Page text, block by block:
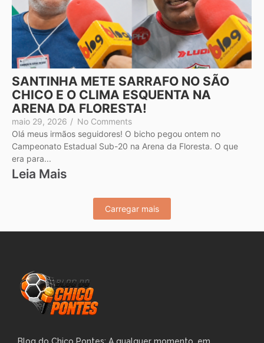
SANTINHA METE SARRAFO NO SÃO
CHICO E O CLIMA ESQUENTA NA
ARENA DA FLORESTA!
maio 29, 2026 / No Comments
Olá meus irmãos seguidores! O bicho pegou ontem no
Campeonato Estadual Sub-20 na Arena da Floresta. O que
era para...
Leia Mais
Carregar mais